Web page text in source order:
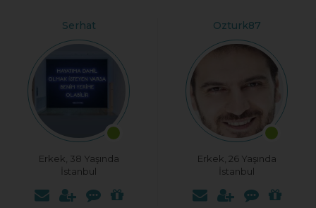
Serhat
Erkek, 38 Yaşında
İstanbul
Ozturk87
Erkek, 26 Yaşında
İstanbul